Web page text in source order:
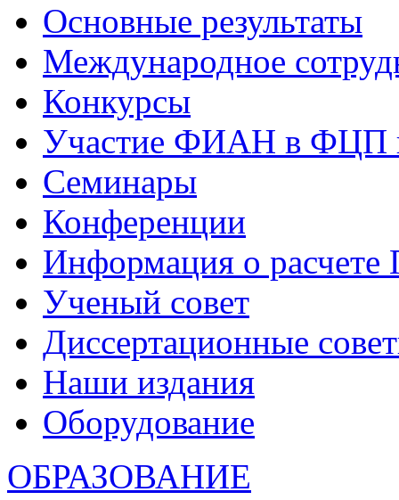
Основные результаты
Международное
Конкурсы
Участие ФИАН в ФЦП
Семинары
Конференции
Информация о
Ученый совет
Диссертационные
Наши издания
Оборудование
ОБРАЗОВАНИЕ